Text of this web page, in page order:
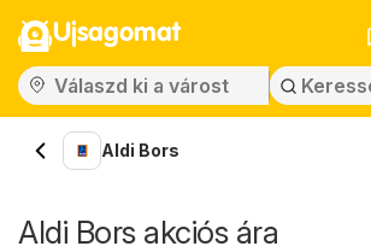
Ujsagomat
Aldi Bors
Aldi Bors akciós ára